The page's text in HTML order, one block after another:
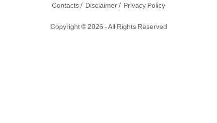
Contacts/ Disclaimer/ Privacy Policy
Copyright © 2026 - All Rights Reserved